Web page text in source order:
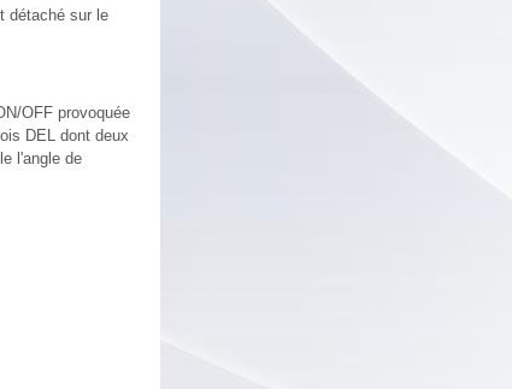
détaché sur le
OFF provoquée
DEL dont deux
l'angle de